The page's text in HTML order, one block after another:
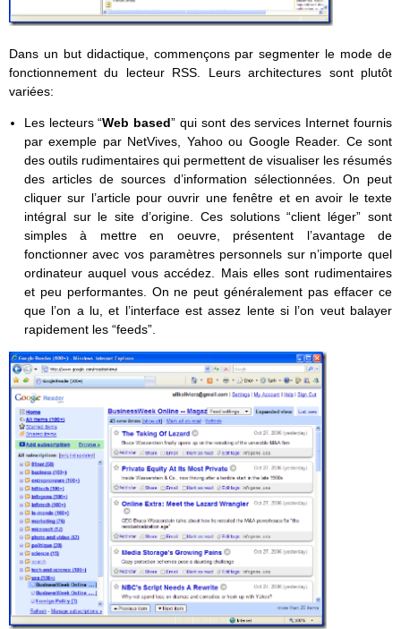
Dans un but didactique, commençons par segmenter le mode de
fonctionnement du lecteur RSS. Leurs architectures sont plutôt
variées:
Les lecteurs “Web based” qui sont des services Internet fournis
par exemple par NetVives, Yahoo ou Google Reader. Ce sont
des outils rudimentaires qui permettent de visualiser les résumés
des articles de sources d’information sélectionnées. On peut
cliquer sur l’article pour ouvrir une fenêtre et en avoir le texte
intégral sur le site d’origine. Ces solutions “client léger” sont
simples à mettre en oeuvre, présentent l’avantage de
fonctionner avec vos paramètres personnels sur n’importe quel
ordinateur auquel vous accédez. Mais elles sont rudimentaires
et peu performantes. On ne peut généralement pas effacer ce
que l’on a lu, et l’interface est assez lente si l’on veut balayer
rapidement les “feeds”.